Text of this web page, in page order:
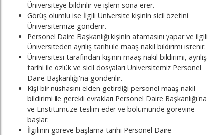
Üniversiteye bildirilir ve işlem sona erer.
Görüş olumlu ise İlgili Üniversite kişinin sicil özetini
Üniversitemize gönderir.
Personel Daire Başkanlığı kişinin atamasını yapar ve ilgili
Üniversiteden ayrılış tarihi ile maaş nakil bildirimi istenir.
Üniversitesi tarafından kişinin maaş nakil bildirimi, ayrılış
tarihi ile özlük ve sicil dosyaları Üniversitemiz Personel
Daire Başkanlığı'na gönderilir.
Kişi bir nüshasını elden getirdiği personel maaş nakil
bildirimi ile gerekli evrakları Personel Daire Başkanlığı'na
ve Enstitümüze teslim eder ve bölümünde görevine
başlar.
İlgilinin göreve başlama tarihi Personel Daire